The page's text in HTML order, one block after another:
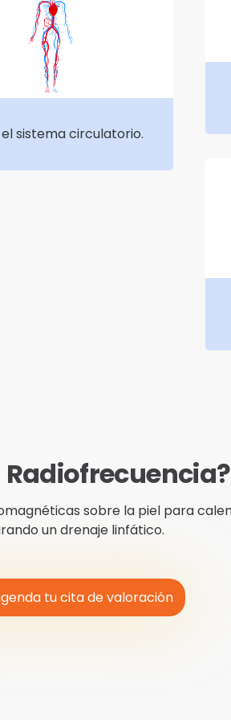
sistema circulatorio.
Radiofrecuencia?
sobre la piel para
un drenaje linfático.
tu cita de valoración